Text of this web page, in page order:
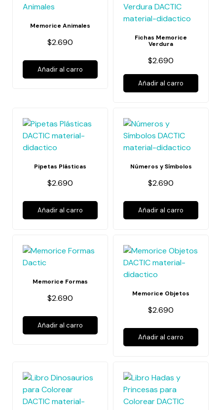
Memorice Animales
$2.690
Añadir al carro
Fichas Memorice
Verdura
$2.690
Añadir al carro
Pipetas Plásticas
$2.690
Añadir al carro
Números y Símbolos
$2.690
Añadir al carro
Memorice Formas
$2.690
Añadir al carro
Memorice Objetos
$2.690
Añadir al carro